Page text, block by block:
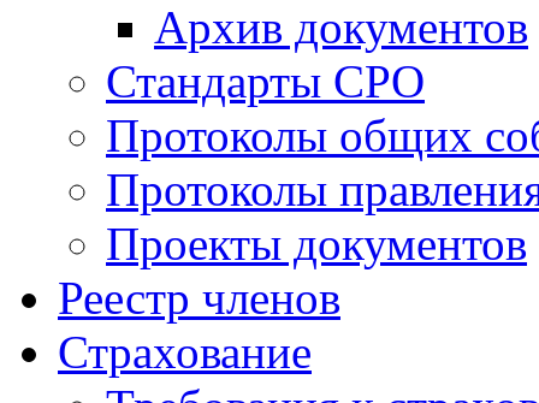
Архив документов
Стандарты СРО
Протоколы общих
Протоколы
Проекты документов
Реестр членов
Страхование